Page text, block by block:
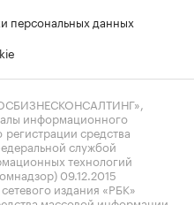
персональных данных
информационного
регистрации средства
службой
технологий
09.12.2015
издания «РБК»